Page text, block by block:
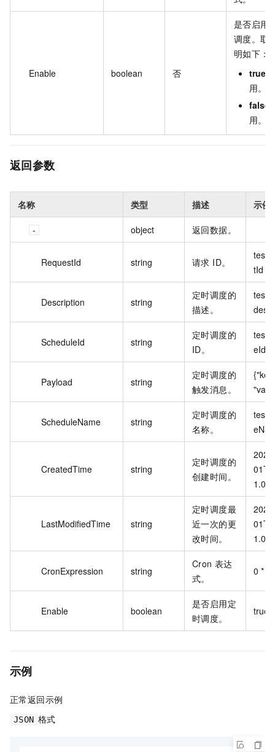
Enable boolean 否
是否启用
调度。取
明如下：
true
用。
false
用。
返回参数
名称 类型 描述 示例
object 返回数据。
RequestId string 请求 ID。
tId
Description string
定时调度的
描述。
test
ScheduleId string
定时调度的
ID。
eId
Payload string
定时调度的
触发消息。
ScheduleName string
定时调度的
名称。
CreatedTime string
定时调度的
创建时间。
LastModifiedTime string
定时调度最
近一次的更
改时间。
CronExpression string
Cron 表达
式。
0 * *
Enable boolean
是否启用定
时调度。
true
示例
正常返回示例
JSON 格式